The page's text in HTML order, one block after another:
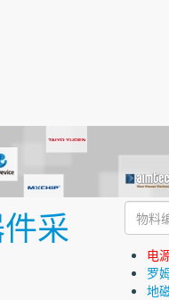
采
电
罗
地